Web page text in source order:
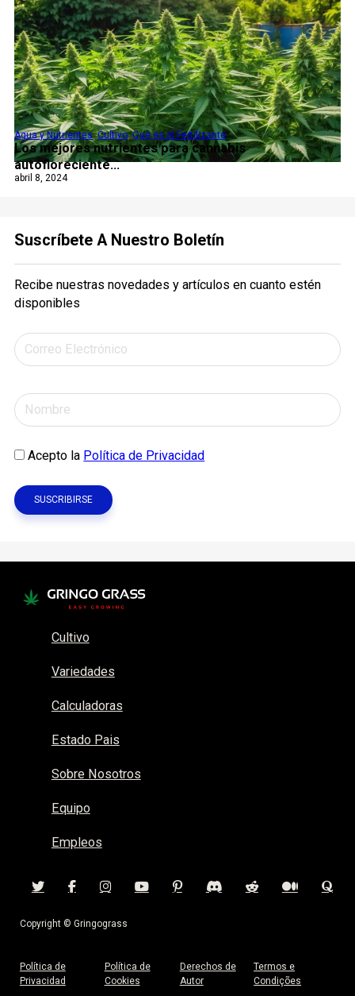
Los mejores nutrientes para cannabis
autofloreciente...
Agua y Nutrientes,Cultivo,Qué es el Fertilizante
abril 8, 2024
Suscríbete A Nuestro Boletín
Recibe nuestras novedades y artículos en cuanto estén
disponibles
Acepto la Política de Privacidad
Cultivo
Variedades
Calculadoras
Estado Pais
Sobre Nosotros
Equipo
Empleos
Copyright © Gringograss
Política de
Privacidad
Política de
Cookies
Derechos de
Autor
Termos e
Condições